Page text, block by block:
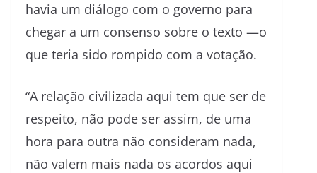
havia um diálogo com o governo para
chegar a um consenso sobre o texto —o
que teria sido rompido com a votação.
“A relação civilizada aqui tem que ser de
respeito, não pode ser assim, de uma
hora para outra não consideram nada,
não valem mais nada os acordos aqui